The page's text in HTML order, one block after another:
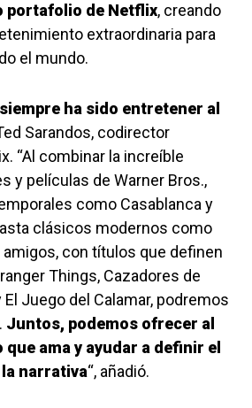
portafolio de Netflix, creando
extraordinaria para
el mundo.
ha sido entretener al
Sarandos, codirector
“Al combinar la increíble
y películas de Warner Bros.,
como Casablanca y
clásicos modernos como
con títulos que definen
Things, Cazadores de
Juego del Calamar, podremos
Juntos, podemos ofrecer al
ama y ayudar a definir el
narrativa“, añadió.